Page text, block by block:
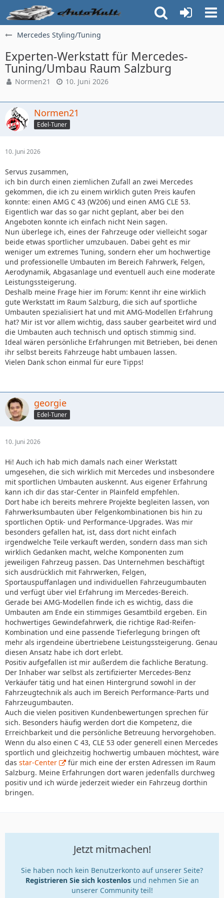
Mercedes Styling/Tuning
Experten-Werkstatt für Mercedes-
Tuning/Umbau Raum Salzburg
Normen21 10. Juni 2026
Normen21
Edel-Tuner
10. Juni 2026
Servus zusammen,
ich bin durch einen ziemlichen Zufall an zwei Mercedes
gekommen, die ich zu einem wirklich guten Preis kaufen
konnte: einen AMG C 43 (W206) und einen AMG CLE 53.
Eigentlich war das so gar nicht geplant, aber bei den
Angeboten konnte ich einfach nicht Nein sagen.
Nun überlege ich, eines der Fahrzeuge oder vielleicht sogar
beide etwas sportlicher umzubauen. Dabei geht es mir
weniger um extremes Tuning, sondern eher um hochwertige
und professionelle Umbauten im Bereich Fahrwerk, Felgen,
Aerodynamik, Abgasanlage und eventuell auch eine moderate
Leistungssteigerung.
Deshalb meine Frage hier im Forum: Kennt ihr eine wirklich
gute Werkstatt im Raum Salzburg, die sich auf sportliche
Umbauten spezialisiert hat und mit AMG-Modellen Erfahrung
hat? Mir ist vor allem wichtig, dass sauber gearbeitet wird und
die Umbauten auch technisch und optisch stimmig sind.
Ideal wären persönliche Erfahrungen mit Betrieben, bei denen
ihr selbst bereits Fahrzeuge habt umbauen lassen.
Vielen Dank schon einmal für eure Tipps!
georgie
Edel-Tuner
10. Juni 2026
Hi! Auch ich hab mich damals nach einer Werkstatt
umgesehen, die sich wirklich mit Mercedes und insbesondere
mit sportlichen Umbauten auskennt. Aus eigener Erfahrung
kann ich dir das star-Center in Plainfeld empfehlen.
Dort habe ich bereits mehrere Projekte begleiten lassen, von
Fahrwerksumbauten über Felgenkombinationen bis hin zu
sportlichen Optik- und Performance-Upgrades. Was mir
besonders gefallen hat, ist, dass dort nicht einfach
irgendwelche Teile verkauft werden, sondern dass man sich
wirklich Gedanken macht, welche Komponenten zum
jeweiligen Fahrzeug passen. Das Unternehmen beschäftigt
sich ausdrücklich mit Fahrwerken, Felgen,
Sportauspuffanlagen und individuellen Fahrzeugumbauten
und verfügt über viel Erfahrung im Mercedes-Bereich.
Gerade bei AMG-Modellen finde ich es wichtig, dass die
Umbauten am Ende ein stimmiges Gesamtbild ergeben. Ein
hochwertiges Gewindefahrwerk, die richtige Rad-Reifen-
Kombination und eine passende Tieferlegung bringen oft
mehr als irgendeine übertriebene Leistungssteigerung. Genau
diesen Ansatz habe ich dort erlebt.
Positiv aufgefallen ist mir außerdem die fachliche Beratung.
Der Inhaber war selbst als zertifizierter Mercedes-Benz
Verkäufer tätig und hat einen Hintergrund sowohl in der
Fahrzeugtechnik als auch im Bereich Performance-Parts und
Fahrzeugumbauten.
Auch die vielen positiven Kundenbewertungen sprechen für
sich. Besonders häufig werden dort die Kompetenz, die
Erreichbarkeit und die persönliche Betreuung hervorgehoben.
Wenn du also einen C 43, CLE 53 oder generell einen Mercedes
sportlich und gleichzeitig hochwertig umbauen möchtest, wäre
das star-Center
für mich eine der ersten Adressen im Raum
Salzburg. Meine Erfahrungen dort waren jedenfalls durchweg
positiv und ich würde jederzeit wieder ein Fahrzeug dorthin
bringen.
Jetzt mitmachen!
Sie haben noch kein Benutzerkonto auf unserer Seite?
Registrieren Sie sich kostenlosund nehmen Sie an
unserer Community teil!